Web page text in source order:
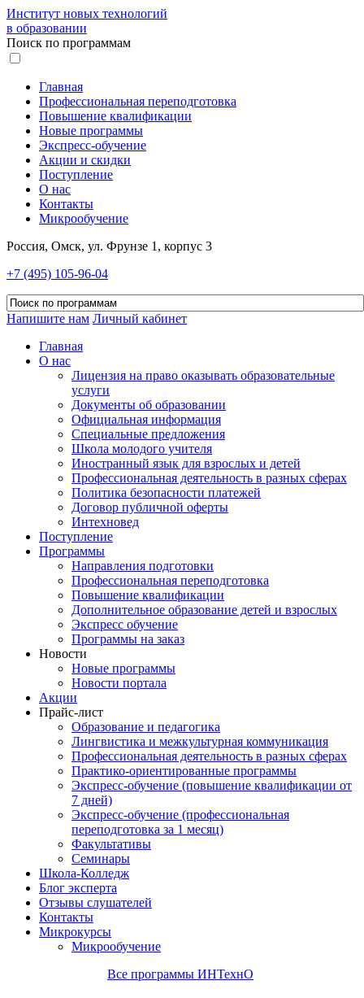
Институт новых технологий
в образовании
Поиск по программам
Главная
Профессиональная переподготовка
Повышение квалификации
Новые программы
Экспресс-обучение
Акции и скидки
Поступление
О нас
Контакты
Микрообучение
Россия, Омск, ул. Фрунзе 1, корпус 3
+7 (495) 105-96-04
Напишите нам Личный кабинет
Главная
О нас
Лицензия на право оказывать образовательные
услуги
Документы об образовании
Официальная информация
Специальные предложения
Школа молодого учителя
Иностранный язык для взрослых и детей
Профессиональная деятельность в разных сферах
Политика безопасности платежей
Договор публичной оферты
Интехновед
Поступление
Программы
Направления подготовки
Профессиональная переподготовка
Повышение квалификации
Дополнительное образование детей и взрослых
Экспресс обучение
Программы на заказ
Новости
Новые программы
Новости портала
Акции
Прайс-лист
Образование и педагогика
Лингвистика и межкультурная коммуникация
Профессиональная деятельность в разных сферах
Практико-ориентированные программы
Экспресс-обучение (повышение квалификации от
7 дней)
Экспресс-обучение (профессиональная
переподготовка за 1 месяц)
Факультативы
Семинары
Школа-Колледж
Блог эксперта
Отзывы слушателей
Контакты
Микрокурсы
Микрообучение
Все программы ИНТехнО